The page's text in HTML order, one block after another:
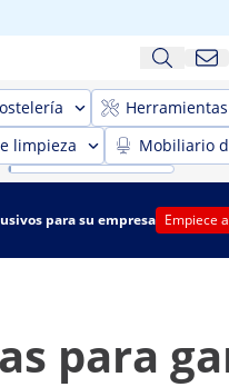
limpieza
Mobiliario
para su empresa Empiece
para